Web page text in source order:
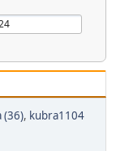
(36), kubra1104